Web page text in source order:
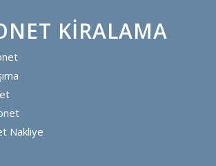
KIRALAMA
Nakliye